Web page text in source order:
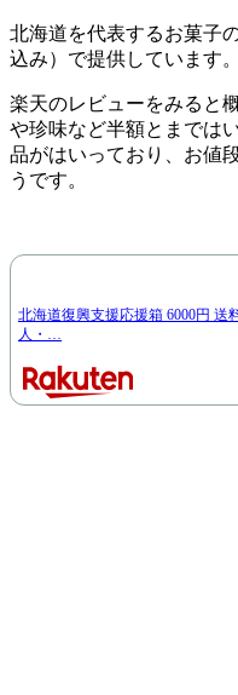
北海道を代表するお菓子
込み）で提供しています。
楽天のレビューをみると
や珍味など半額とまでは
品がはいっており、お値
うです。
北海道復興支援応援箱 6000円
人・…